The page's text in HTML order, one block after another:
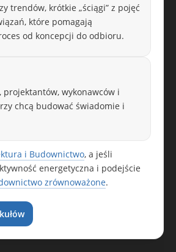
trendów, krótkie „ściągi” z pojęć
które pomagają
od koncepcji do odbioru.
projektantów, wykonawców i
chcą budować świadomie i
i Budownictwo, a jeśli
energetyczna i podejście
zrównoważone.